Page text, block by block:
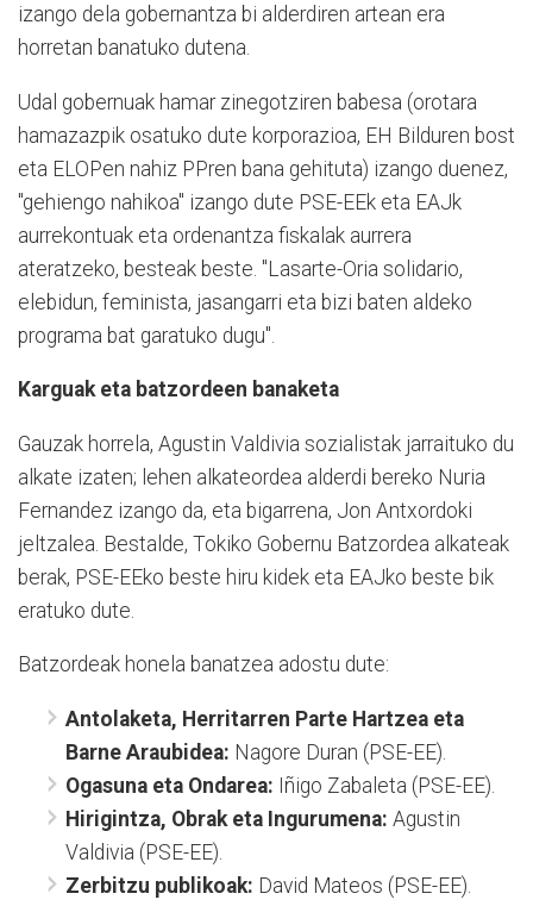
izango dela gobernantza bi alderdiren artean era
horretan banatuko dutena.
Udal gobernuak hamar zinegotziren babesa (orotara
hamazazpik osatuko dute korporazioa, EH Bilduren bost
eta ELOPen nahiz PPren bana gehituta) izango duenez,
"gehiengo nahikoa" izango dute PSE-EEk eta EAJk
aurrekontuak eta ordenantza fiskalak aurrera
ateratzeko, besteak beste. "Lasarte-Oria solidario,
elebidun, feminista, jasangarri eta bizi baten aldeko
programa bat garatuko dugu".
Karguak eta batzordeen banaketa
Gauzak horrela, Agustin Valdivia sozialistak jarraituko du
alkate izaten; lehen alkateordea alderdi bereko Nuria
Fernandez izango da, eta bigarrena, Jon Antxordoki
jeltzalea. Bestalde, Tokiko Gobernu Batzordea alkateak
berak, PSE-EEko beste hiru kidek eta EAJko beste bik
eratuko dute.
Batzordeak honela banatzea adostu dute:
Antolaketa, Herritarren Parte Hartzea eta
Barne Araubidea: Nagore Duran (PSE-EE).
Ogasuna eta Ondarea: Iñigo Zabaleta (PSE-EE).
Hirigintza, Obrak eta Ingurumena: Agustin
Valdivia (PSE-EE).
Zerbitzu publikoak: David Mateos (PSE-EE).